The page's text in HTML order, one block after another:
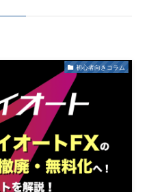
初心者向きコラム